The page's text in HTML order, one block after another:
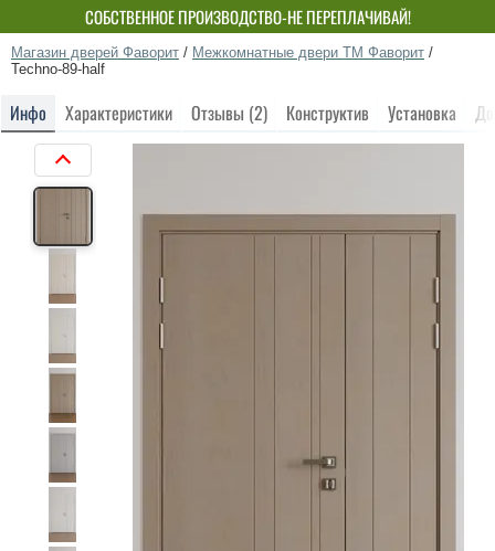
СОБСТВЕННОЕ ПРОИЗВОДСТВО-НЕ ПЕРЕПЛАЧИВАЙ!
Магазин дверей Фаворит / Межкомнатные двери ТМ Фаворит /
Techno-89-half
Инфо Характеристики Отзывы (2) Конструктив Установка